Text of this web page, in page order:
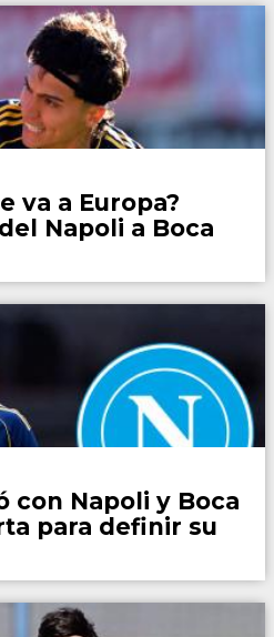
va a Europa?
Napoli a Boca
con Napoli y Boca
para definir su